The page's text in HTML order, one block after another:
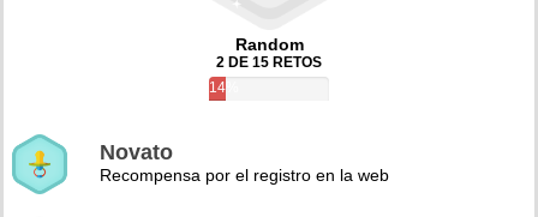
Random
2 DE 15 RETOS
14%
Novato
Recompensa por el registro en la web